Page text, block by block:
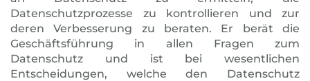
Datenschutzprozesse zu kontrollieren und zur
deren Verbesserung zu beraten. Er berät die
Geschäftsführung in allen Fragen zum
Datenschutz und ist bei wesentlichen
Entscheidungen, welche den Datenschutz